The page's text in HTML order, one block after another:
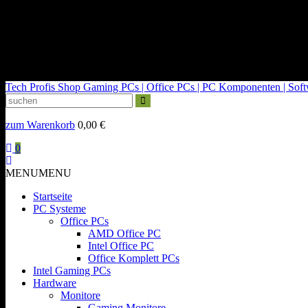
Tech Profis Shop Gaming PCs | Office PCs | PC Komponenten |
zum Warenkorb 0,00 €
0
MENUMENU
Startseite
PC Systeme
Office PCs
AMD Office PC
Intel Office PC
Office Komplett PCs
Intel Gaming PCs
Hardware
Monitore